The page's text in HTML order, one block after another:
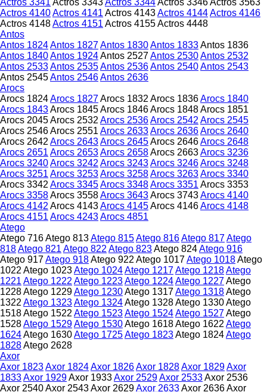
Actros 4140Actros 4141 Actros 4143Actros 4144Actros 4146
Actros 4148Actros 4151 Actros 4155Actros 4448
Antos
Antos 1824Antos 1827Antos 1830Antos 1833Antos 1836
Antos 1840Antos 1924Antos 2527Antos 2530Antos 2532
Antos 2533Antos 2535Antos 2536Antos 2540Antos 2543
Antos 2545Antos 2546Antos 2636
Arocs
Arocs 1824Arocs 1827Arocs 1832 Arocs 1836Arocs 1840
Arocs 1843Arocs 1845Arocs 1846Arocs 1848Arocs 1851
Arocs 2045Arocs 2532 Arocs 2536Arocs 2542 Arocs 2545
Arocs 2546Arocs 2551 Arocs 2633Arocs 2636Arocs 2640
Arocs 2642 Arocs 2643Arocs 2645Arocs 2646Arocs 2648
Arocs 2651 Arocs 2653Arocs 2658Arocs 2663Arocs 3236
Arocs 3240Arocs 3242 Arocs 3243Arocs 3246Arocs 3248
Arocs 3251 Arocs 3253Arocs 3258Arocs 3263Arocs 3340
Arocs 3342 Arocs 3345Arocs 3348Arocs 3351 Arocs 3353
Arocs 3358Arocs 3558Arocs 3643Arocs 3743Arocs 4140
Arocs 4142 Arocs 4143Arocs 4145Arocs 4146Arocs 4148
Arocs 4151 Arocs 4243Arocs 4851
Atego
Atego 716Atego 813Atego 815Atego 816Atego 817Atego
818Atego 821 Atego 822 Atego 823Atego 824Atego 916
Atego 917Atego 918Atego 922 Atego 1017Atego 1018Atego
1022 Atego 1023Atego 1024Atego 1217Atego 1218Atego
1221 Atego 1222 Atego 1223Atego 1224Atego 1227Atego
1228Atego 1229Atego 1230Atego 1317Atego 1318Atego
1322 Atego 1323Atego 1324Atego 1328Atego 1330Atego
1518Atego 1522 Atego 1523Atego 1524Atego 1527Atego
1528Atego 1529Atego 1530Atego 1618Atego 1622 Atego
1624Atego 1630Atego 1725Atego 1823Atego 1824Atego
1828Atego 2628
Axor
Axor 1823Axor 1824Axor 1826Axor 1828Axor 1829Axor
1833Axor 1929Axor 1933Axor 2529Axor 2533Axor 2536
Axor 2540Axor 2543Axor 2629Axor 2633Axor 2636Axor